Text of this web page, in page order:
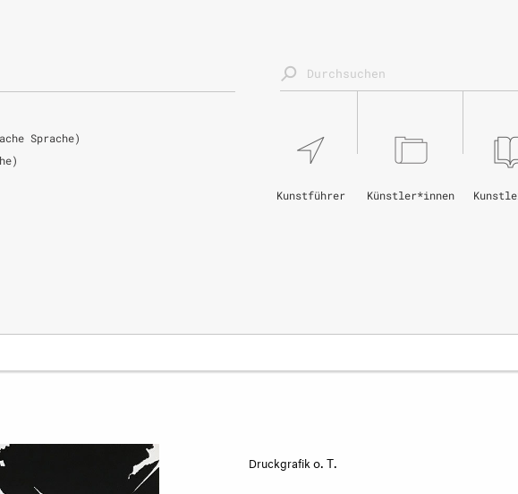
Sprache)
Künstler*innen
Kunstführer
Druckgrafik o. T.